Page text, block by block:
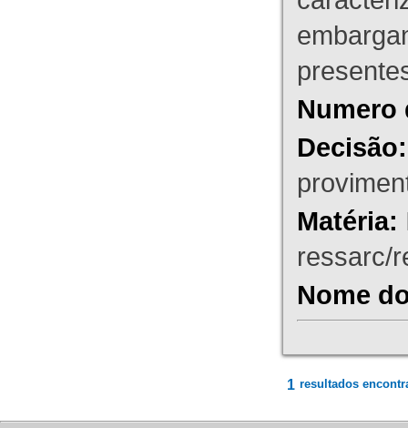
Numero
Decisão:
Matéria:
ressarc/
Nome
1 resultados